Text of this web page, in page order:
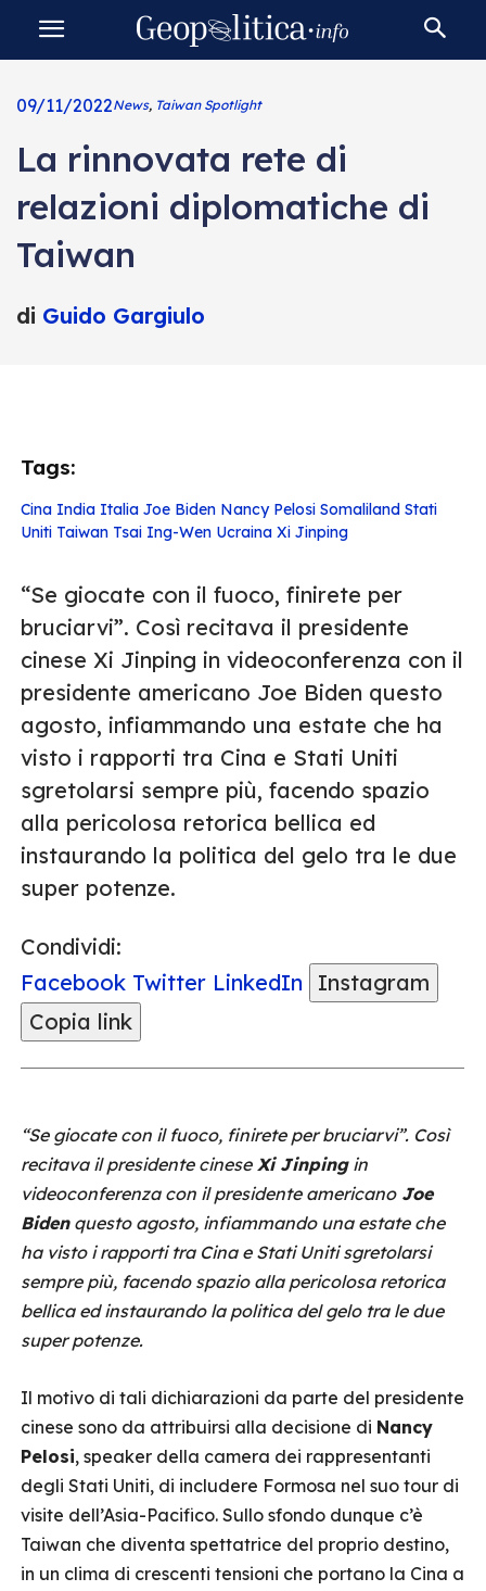
09/11/2022News, Taiwan Spotlight
La rinnovata rete di
relazioni diplomatiche di
Taiwan
di Guido Gargiulo
Tags:
Cina India Italia Joe Biden Nancy Pelosi Somaliland Stati
Uniti Taiwan Tsai Ing-Wen Ucraina Xi Jinping
“Se giocate con il fuoco, finirete per
bruciarvi”. Così recitava il presidente
cinese Xi Jinping in videoconferenza con il
presidente americano Joe Biden questo
agosto, infiammando una estate che ha
visto i rapporti tra Cina e Stati Uniti
sgretolarsi sempre più, facendo spazio
alla pericolosa retorica bellica ed
instaurando la politica del gelo tra le due
super potenze.
Condividi:
Facebook Twitter LinkedIn
Instagram
Copia link
“Se giocate con il fuoco, finirete per bruciarvi”. Così
recitava il presidente cineseXi Jinpingin
videoconferenza con il presidente americanoJoe
Bidenquesto agosto, infiammando una estate che
ha visto i rapporti tra Cina e Stati Uniti sgretolarsi
sempre più, facendo spazio alla pericolosa retorica
bellica ed instaurando la politica del gelo tra le due
super potenze.
Il motivo di tali dichiarazioni da parte del presidente
cinese sono da attribuirsi alla decisione di Nancy
Pelosi, speaker della camera dei rappresentanti
degli Stati Uniti, di includere Formosa nel suo tour di
visite dell’Asia-Pacifico. Sullo sfondo dunque c’è
Taiwan che diventa spettatrice del proprio destino,
in un clima di crescenti tensioni che portano la Cina a